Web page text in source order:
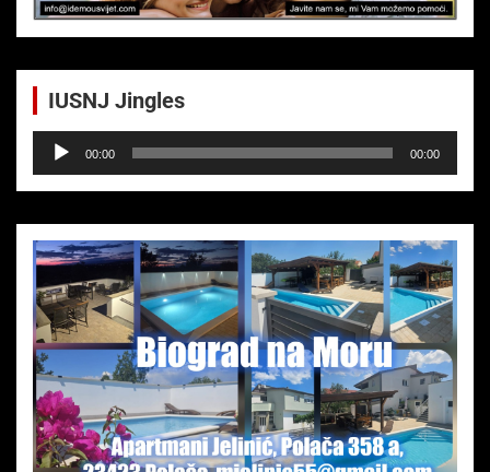
IUSNJ Jingles
Audio-
Player
00:00 00:00